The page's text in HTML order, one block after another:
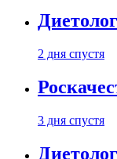
2 дня спустя
3 дня спустя